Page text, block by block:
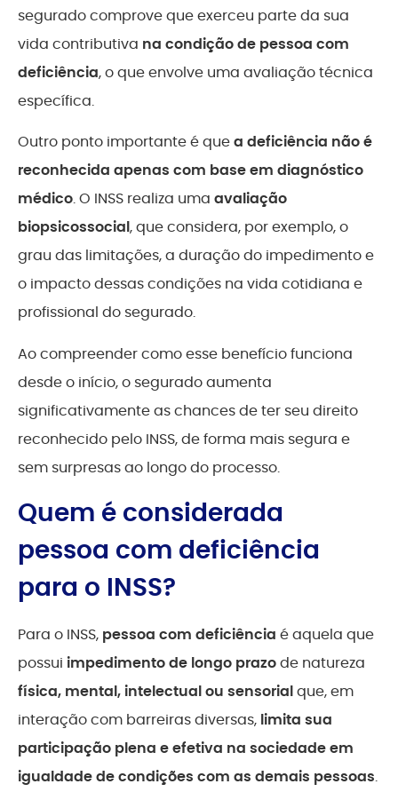
segurado comprove que exerceu parte da sua
vida contributiva na condição de pessoa com
deficiência, o que envolve uma avaliação técnica
específica.
Outro ponto importante é quea deficiência não é
reconhecida apenas com base em diagnóstico
médico. O INSS realiza uma avaliação
biopsicossocial, que considera, por exemplo, o
grau das limitações, a duração do impedimento e
o impacto dessas condições na vida cotidiana e
profissional do segurado.
Ao compreender como esse benefício funciona
desde o início, o segurado aumenta
significativamente as chances de ter seu direito
reconhecido pelo INSS, de forma mais segura e
sem surpresas ao longo do processo.
Quem é considerada
pessoa com deficiência
para o INSS?
Para o INSS, pessoa com deficiência é aquela que
possui impedimento de longo prazode natureza
física, mental, intelectual ou sensorialque, em
interação com barreiras diversas, limita sua
participação plena e efetiva na sociedade em
igualdade de condições com as demais pessoas.